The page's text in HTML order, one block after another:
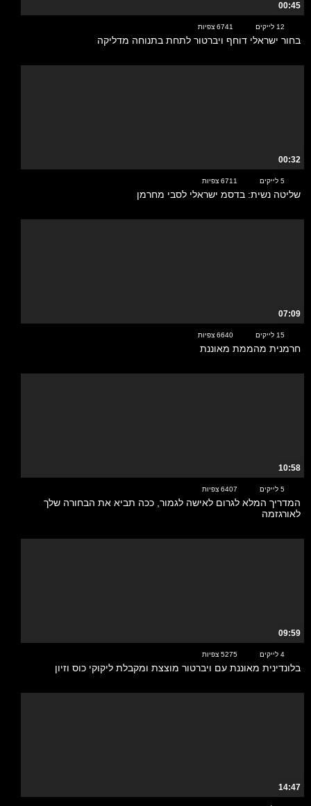
00:45
12 לייקים 6741 צפיות
בחור ישראלי דוחף ויברטור לתחת בתנוחה מדליקה
00:32
5 לייקים 6711 צפיות
שליטה נשית: בדסמ ישראלי לסבי מחרמן
07:09
15 לייקים 6640 צפיות
חרמנית מהממת מאוננת
10:58
5 לייקים 6407 צפיות
המדריך המלא לגרום לאישה לגמור, ככה תביא את הבחורה שלך
לאורגזמה
09:59
4 לייקים 5275 צפיות
בלונדינית מאוננת עם ויברטור מוצצת ומקבלת ליקוקי כוס וזיון
14:47